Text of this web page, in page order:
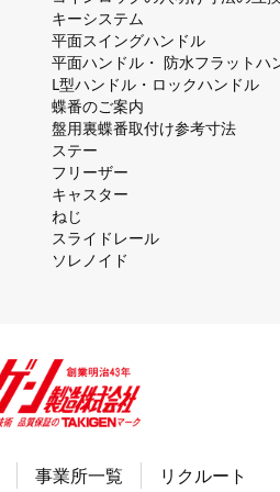
キーシステム
平⾯スイングハンドル
平⾯ハンドル・ 防⽔フラットハ
L型ハンドル・ロックハンドル
蝶番のご案内
盤⽤裏蝶番取付け参考⼨法
ステー
フリーザー
キャスター
ねじ
スライドレール
ソレノイド
事業所一覧 リクルート